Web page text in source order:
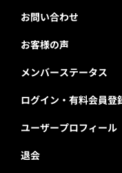
お問い合わせ
お客様の声
メンバーステータス
ログイン・有料会員登
ユーザープロフィール
退会